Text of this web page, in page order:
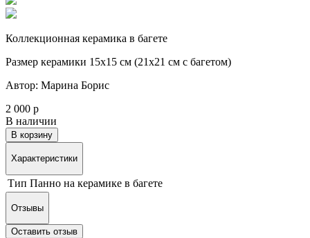
Коллекционная керамика в багете
Размер керамики 15х15 см (21х21 см с багетом)
Автор: Марина Борис
2 000 р
В наличии
В корзину
Характеристики
Тип Панно на керамике в багете
Отзывы
Оставить отзыв